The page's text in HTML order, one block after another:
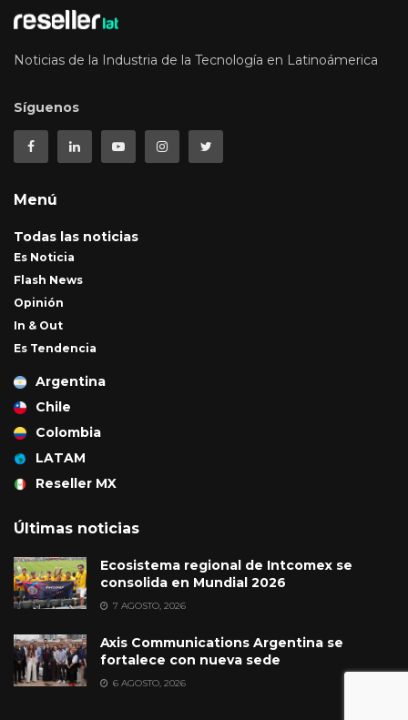
Noticias de la Industria de la Tecnología en Latinoámerica
Síguenos
Menú
Todas las noticias
Es Noticia
Flash News
Opinión
In & Out
Es Tendencia
Argentina
Chile
Colombia
LATAM
Reseller MX
Últimas noticias
Ecosistema regional de Intcomex se
consolida en Mundial 2026
7 AGOSTO, 2026
Axis Communications Argentina se
fortalece con nueva sede
6 AGOSTO, 2026